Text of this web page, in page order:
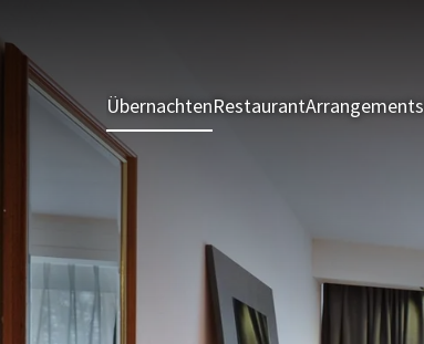
ÜbernachtenRestaurantArrangements